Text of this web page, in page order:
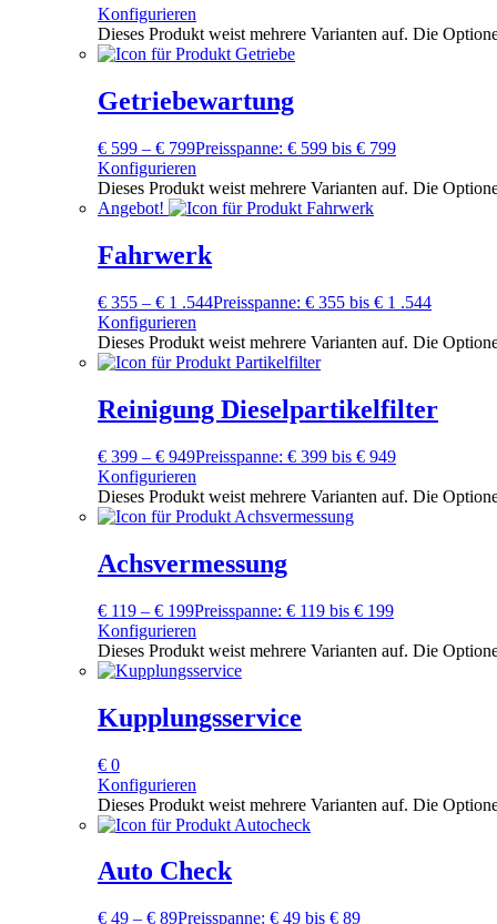
Konfigurieren
Dieses Produkt weist mehrere Varianten auf. Die
Getriebewartung
€ 599 – € 799Preisspanne: € 599 bis € 799
Konfigurieren
Dieses Produkt weist mehrere Varianten auf. Die
Angebot!
Fahrwerk
€ 355 – € 1 .544Preisspanne: € 355 bis € 1 .544
Konfigurieren
Dieses Produkt weist mehrere Varianten auf. Die
Reinigung Dieselpartikelfilter
€ 399 – € 949Preisspanne: € 399 bis € 949
Konfigurieren
Dieses Produkt weist mehrere Varianten auf. Die
Achsvermessung
€ 119 – € 199Preisspanne: € 119 bis € 199
Konfigurieren
Dieses Produkt weist mehrere Varianten auf. Die
Kupplungsservice
€ 0
Konfigurieren
Dieses Produkt weist mehrere Varianten auf. Die
Auto Check
€ 49 – € 89Preisspanne: € 49 bis € 89